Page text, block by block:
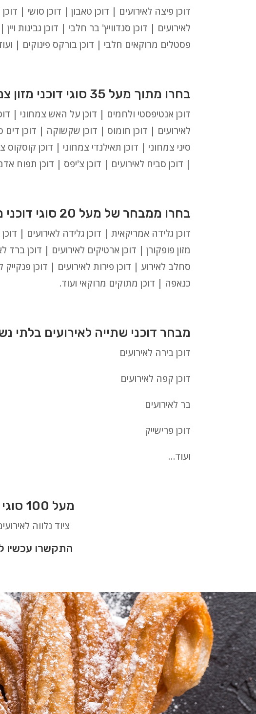
דוכן פיצה לאירועים | דוכן טאבון | דוכן סושי |
לאירועים | דוכן סנדוויץ' בר חלבי | דוכן גבינות
פסטלים מרוקאים חלבי | דוכן בורקס פינוקים |
בחרו מתוך מעל 35 סוגי דוכני מזון צמחוניים וטבעוניים:
דוכן אנטיפסטי ולחמים | דוכן על האש צמחוני |
לאירועים | דוכן חומוס | דוכן שקשוקה | דוכן דים
סיני צמחוני | דוכן תאילנדי צמחוני | דוכן
| דוכן סביח לאירועים | דוכן צ'יפס | דוכן תפוח
בחרו ממבחר של מעל 20 סוגי דוכני מזון מתוקים לאירועים בטבריה:
דוכן גלידה אמריקאית | דוכן גלידה לאירועים |
מזון פופקורן | דוכן ארטיקים לאירועים | דוכן ברד
סחלב לאירוע | דוכן פירות לאירועים | דוכן פנקייק
כנאפה | דוכן מתוקים מרוקאי ועוד.
מבחר דוכני שתייה לאירועים בלתי
דוכן בירה לאירועים
דוכן קפה לאירועים
בר לאירועים
דוכן פרישייק
ועוד…
מעל 100 סוגי דוכני מזון לאירועים בלתי נשכחים בטבריה
ציוד נלווה
התקשרו עכשיו